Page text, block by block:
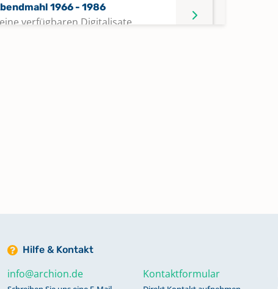
1966 - 1986
verfügbaren Digitalisate
Register zu Taufen
- 1969
Keine verfügbaren Digitalisate
Hilfe & Kontakt
info@archion.de Kontaktformular